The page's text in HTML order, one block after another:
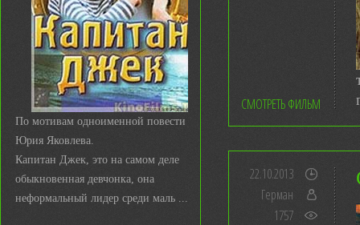
По мотивам одноименной повести
Юрия Яковлева.
Капитан Джек, это на самом деле
обыкновенная девчонка, она
неформальный лидер среди маль ...
СМОТРЕТЬ ФИЛЬМ
22.10.2013
Герман
1757